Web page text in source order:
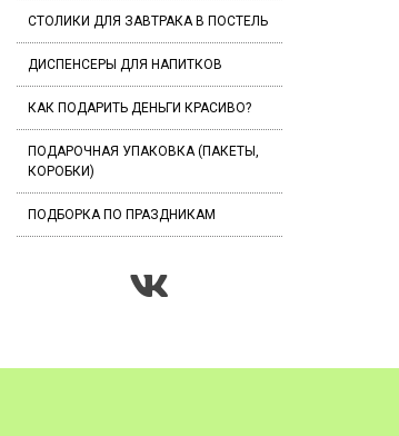
СТОЛИКИ ДЛЯ ЗАВТРАКА В ПОСТЕЛЬ
ДИСПЕНСЕРЫ ДЛЯ НАПИТКОВ
КАК ПОДАРИТЬ ДЕНЬГИ КРАСИВО?
ПОДАРОЧНАЯ УПАКОВКА (ПАКЕТЫ,
КОРОБКИ)
ПОДБОРКА ПО ПРАЗДНИКАМ